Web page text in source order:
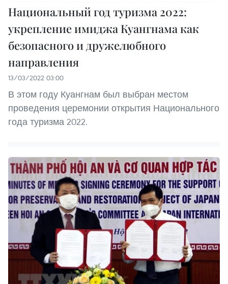
Национальный год туризма 2022:
укрепление имиджа Куангнама как
безопасного и дружелюбного
направления
13/03/2022 03:00
В этом году Куангнам был выбран местом
проведения церемонии открытия Национального
года туризма 2022.